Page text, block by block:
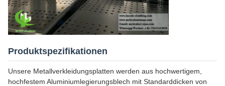
Produktspezifikationen
Unsere Metallverkleidungsplatten werden aus hochwertigem,
hochfestem Aluminiumlegierungsblech mit Standarddicken von